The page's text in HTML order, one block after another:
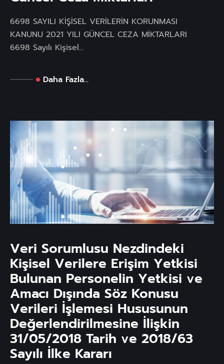
6698 SAYILI KİŞİSEL VERİLERİN KORUNMASI
KANUNU 2021 YILI GÜNCEL CEZA MİKTARLARI
6698 Sayılı Kişisel...
Daha Fazla...
Veri Sorumlusu Nezdindeki
Kişisel Verilere Erişim Yetkisi
Bulunan Personelin Yetkisi ve
Amacı Dışında Söz Konusu
Verileri İşlemesi Hususunun
Değerlendirilmesine İlişkin
31/05/2018 Tarih ve 2018/63
Sayılı İlke Kararı